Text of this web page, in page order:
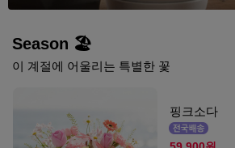
Season 🏖️
이 계절에 어울리는 특별한 꽃
핑크소다